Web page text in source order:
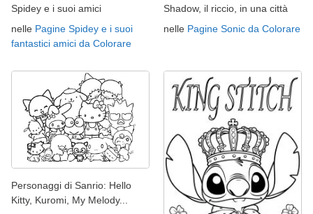
Spidey e i suoi amici
nelle Pagine Spidey e i suoi
fantastici amici da Colorare
Shadow, il riccio, in una città
nelle Pagine Sonic da Colorare
Personaggi di Sanrio: Hello
Kitty, Kuromi, My Melody...